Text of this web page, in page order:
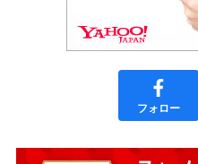
フォロー